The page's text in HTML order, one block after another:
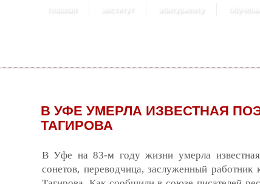
главная институт абитуриенту обучение
В УФЕ УМЕРЛА ИЗВЕСТНАЯ
ТАГИРОВА
В Уфе на 83-м году жизни умерла известная
сонетов, переводчица, заслуженный работник